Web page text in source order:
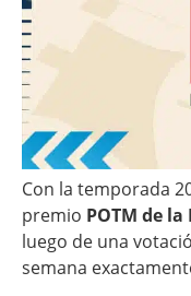
Con la temporada
premio POTM de
luego de una
semana